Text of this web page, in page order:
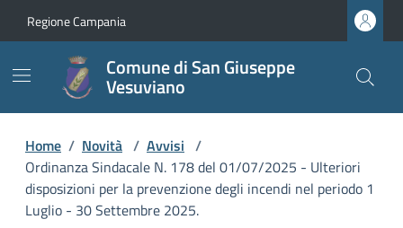
Regione Campania
Comune di San Giuseppe
Vesuviano
Home / Novità / Avvisi /
Ordinanza Sindacale N. 178 del 01/07/2025 - Ulteriori
disposizioni per la prevenzione degli incendi nel periodo 1
Luglio - 30 Settembre 2025.